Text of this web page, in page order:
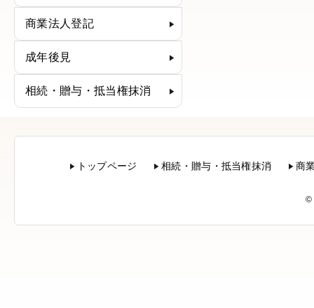
商業法人登記
成年後見
相続・贈与・抵当権抹消
トップページ 相続・贈与・抵当権抹消 商
©